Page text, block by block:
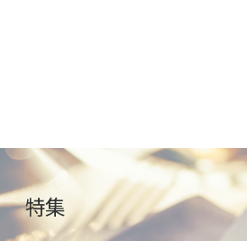
特集